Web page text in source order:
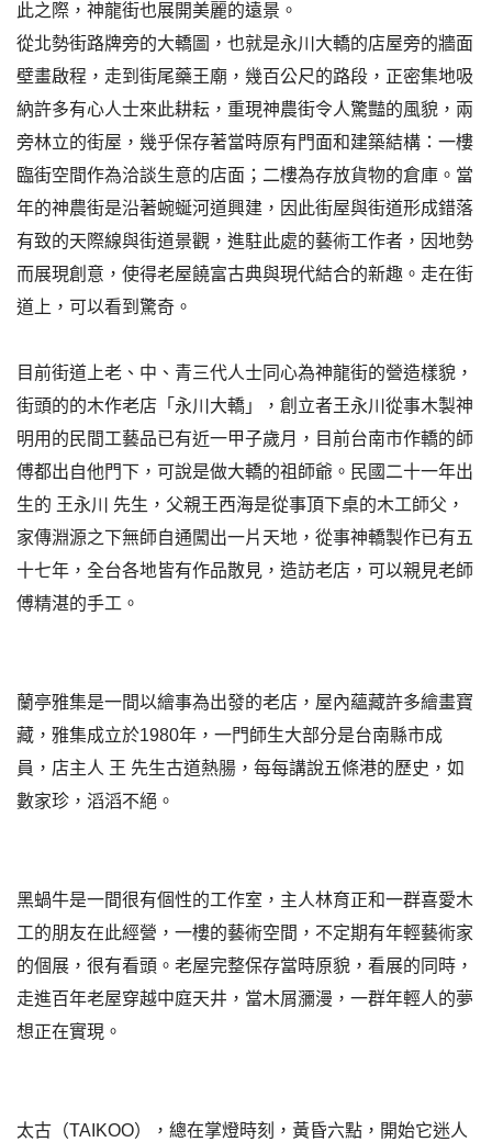
此之際，神龍街也展開美麗的遠景。
從北勢街路牌旁的大轎圖，也就是永川大轎的店屋旁的牆面
壁畫啟程，走到街尾藥王廟，幾百公尺的路段，正密集地吸
納許多有心人士來此耕耘，重現神農街令人驚豔的風貌，兩
旁林立的街屋，幾乎保存著當時原有門面和建築結構：一樓
臨街空間作為洽談生意的店面；二樓為存放貨物的倉庫。當
年的神農街是沿著蜿蜒河道興建，因此街屋與街道形成錯落
有致的天際線與街道景觀，進駐此處的藝術工作者，因地勢
而展現創意，使得老屋饒富古典與現代結合的新趣。走在街
道上，可以看到驚奇。
目前街道上老、中、青三代人士同心為神龍街的營造樣貌，
街頭的的木作老店「永川大轎」，創立者王永川從事木製神
明用的民間工藝品已有近一甲子歲月，目前台南市作轎的師
傅都出自他門下，可說是做大轎的祖師爺。民國二十一年出
生的 王永川 先生，父親王西海是從事頂下桌的木工師父，
家傳淵源之下無師自通闖出一片天地，從事神轎製作已有五
十七年，全台各地皆有作品散見，造訪老店，可以親見老師
傅精湛的手工。
蘭亭雅集是一間以繪事為出發的老店，屋內蘊藏許多繪畫寶
藏，雅集成立於1980年，一門師生大部分是台南縣市成
員，店主人 王 先生古道熱腸，每每講說五條港的歷史，如
數家珍，滔滔不絕。
黑蝸牛是一間很有個性的工作室，主人林育正和一群喜愛木
工的朋友在此經營，一樓的藝術空間，不定期有年輕藝術家
的個展，很有看頭。老屋完整保存當時原貌，看展的同時，
走進百年老屋穿越中庭天井，當木屑瀰漫，一群年輕人的夢
想正在實現。
太古（TAIKOO），總在掌燈時刻，黃昏六點，開始它迷人